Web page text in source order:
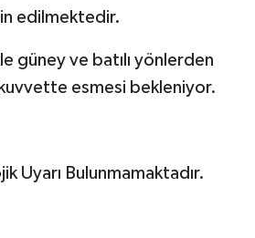
edilmektedir.
güney ve batılı yönlerden
esmesi bekleniyor.
Uyarı Bulunmamaktadır.